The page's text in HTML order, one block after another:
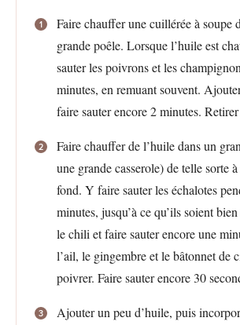
Faire chauffer une cuillérée à soupe
grande poêle. Lorsque l’huile est
sauter les poivrons et les
minutes, en remuant souvent.
faire sauter encore 2 minutes.
Faire chauffer de l’huile dans un
une grande casserole) de telle sorte
fond. Y faire sauter les échalotes
minutes, jusqu’à ce qu’ils soient
le chili et faire sauter encore une
l’ail, le gingembre et le bâtonnet de
poivrer. Faire sauter encore 30
Ajouter un peu d’huile, puis